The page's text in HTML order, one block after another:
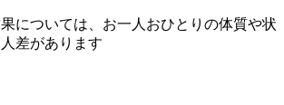
については、お一人おひとりの体質や状
差があります